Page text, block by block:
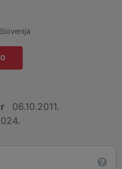
Slovenija
06.10.2011.